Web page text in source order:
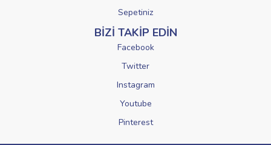
Sepetiniz
BİZİ TAKİP EDİN
Facebook
Twitter
Instagram
Youtube
Pinterest